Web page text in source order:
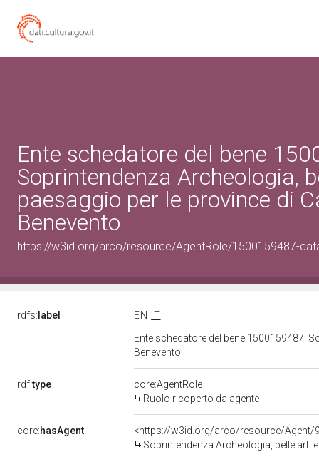
Ente schedatore del bene
Soprintendenza Archeologia,
paesaggio per le province di
Benevento
https://w3id.org/arco/resource/AgentRole/1500159487-
rdfs: label EN
IT
Ente schedatore del bene 1500159487:
Benevento
rdf:type
core:AgentRole
Ruolo ricoperto da agente
core:hasAgent
<https://w3id.org/arco/resource/Agent/
Soprintendenza Archeologia, belle arti